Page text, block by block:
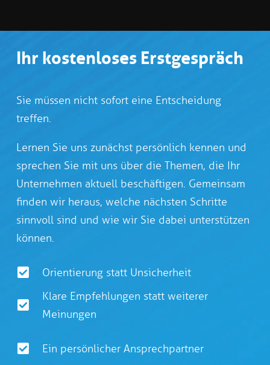
Ihr kostenloses Erstgespräch
Sie müssen nicht sofort eine Entscheidung
treffen.
Lernen Sie uns zunächst persönlich kennen und
sprechen Sie mit uns über die Themen, die Ihr
Unternehmen aktuell beschäftigen. Gemeinsam
finden wir heraus, welche nächsten Schritte
sinnvoll sind und wie wir Sie dabei unterstützen
können.
Orientierung statt Unsicherheit
Klare Empfehlungen statt weiterer
Meinungen
Ein persönlicher Ansprechpartner